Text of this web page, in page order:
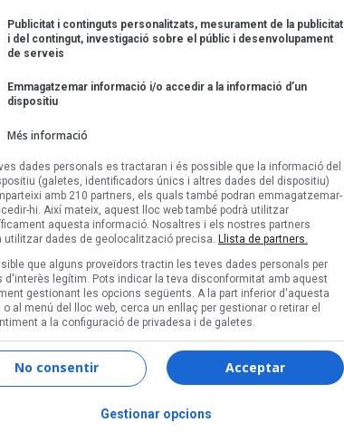
Rodríguez
Publicitat i continguts personalitzats, mesurament de la publicitat
i del contingut, investigació sobre el públic i desenvolupament
de serveis
Emmagatzemar informació i/o accedir a la informació d’un
dispositiu
Més informació
dades personals es tractaran i és possible que la informació del
(galetes, identificadors únics i altres dades del dispositiu)
amb 210 partners, els quals també podran emmagatzemar-
hi. Així mateix, aquest lloc web també podrà utilitzar
aquesta informació. Nosaltres i els nostres partners
utilitzar dades de geolocalització precisa. Llista de partners.
que alguns proveïdors tractin les teves dades personals per
d'interès legítim. Pots indicar la teva disconformitat amb aquest
gestionant les opcions següents. A la part inferior d'aquesta
o al menú del lloc web, cerca un enllaç per gestionar o retirar el
a la configuració de privadesa i de galetes.
Acceptar
No consentir
Gestionar opcions